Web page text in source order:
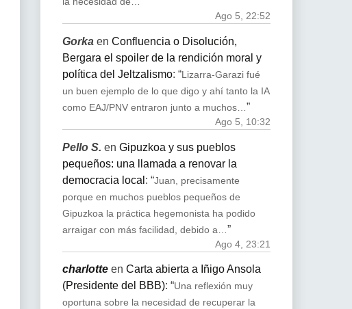
Ago 5, 22:52
Gorkaen Confluencia o Disolución,
Bergara el spoiler de la rendición moral y
política del Jeltzalismo: “Lizarra-Garazi fué
un buen ejemplo de lo que digo y ahí tanto la IA
como EAJ/PNV entraron junto a muchos… ”
Ago 5, 10:32
Pello S. en Gipuzkoa y sus pueblos
pequeños: una llamada a renovar la
democracia local : “Juan, precisamente
porque en muchos pueblos pequeños de
Gipuzkoa la práctica hegemonista ha podido
arraigar con más facilidad, debido a… ”
Ago 4, 23:21
charlotteen Carta abierta a Iñigo Ansola
(Presidente del BBB): “Una reflexión muy
oportuna sobre la necesidad de recuperar la